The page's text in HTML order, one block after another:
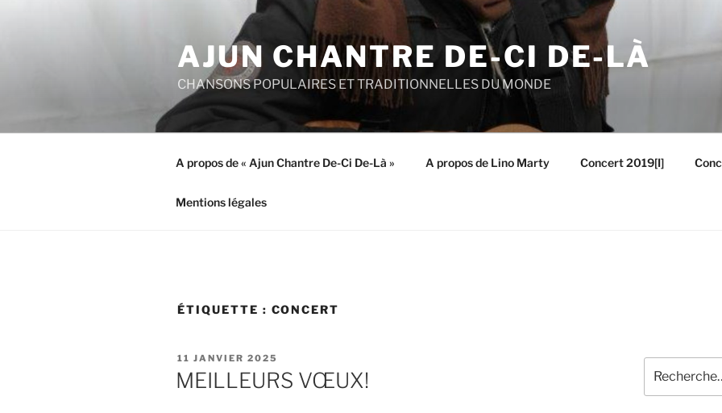
AJUN CHANTRE DE-CI DE-LÀ
CHANSONS POPULAIRES ET TRADITIONNELLES DU MONDE
A propos de « Ajun Chantre De-Ci De-Là » A propos de Lino Marty Concert 2019[I]
Mentions légales
ÉTIQUETTE : CONCERT
PUBLIÉ
LE
11 JANVIER 2025
MEILLEURS VŒUX!
pour
: